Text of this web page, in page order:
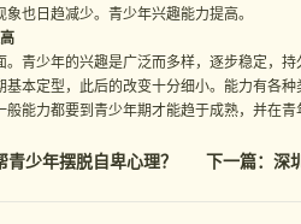
也日趋减少。青少年兴趣能力提高。
少年的兴趣是广泛而多样，逐步稳定，持
本定型，此后的改变十分细小。能力有各
能力都要到青少年期才能趋于成熟，并在青
青少年摆脱自卑心理？ 下一篇： 深